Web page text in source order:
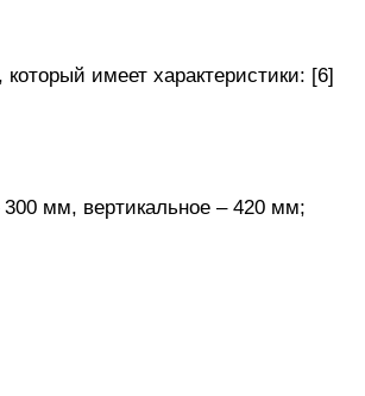
имеет характеристики: [6]
мм, вертикальное – 420 мм;